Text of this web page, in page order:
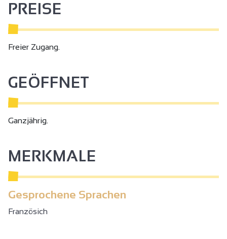
PREISE
Freier Zugang.
GEÖFFNET
Ganzjährig.
MERKMALE
Gesprochene Sprachen
Französich